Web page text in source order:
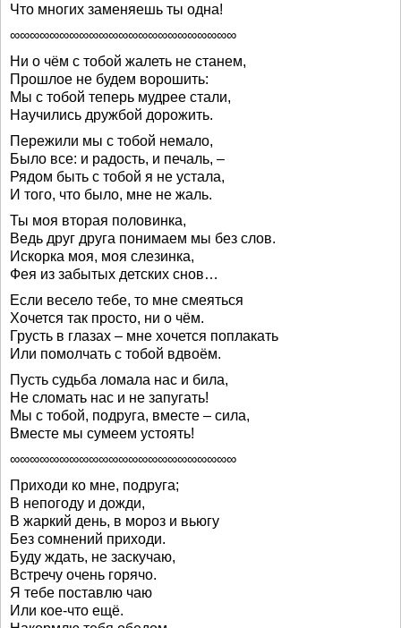
Что многих заменяешь ты одна!
∞∞∞∞∞∞∞∞∞∞∞∞∞∞∞∞∞∞∞∞∞∞∞
Ни о чём с тобой жалеть не станем,
Прошлое не будем ворошить:
Мы с тобой теперь мудрее стали,
Научились дружбой дорожить.
Пережили мы с тобой немало,
Было все: и радость, и печаль, –
Рядом быть с тобой я не устала,
И того, что было, мне не жаль.
Ты моя вторая половинка,
Ведь друг друга понимаем мы без слов.
Искорка моя, моя слезинка,
Фея из забытых детских снов…
Если весело тебе, то мне смеяться
Хочется так просто, ни о чём.
Грусть в глазах – мне хочется поплакать
Или помолчать с тобой вдвоём.
Пусть судьба ломала нас и била,
Не сломать нас и не запугать!
Мы с тобой, подруга, вместе – сила,
Вместе мы сумеем устоять!
∞∞∞∞∞∞∞∞∞∞∞∞∞∞∞∞∞∞∞∞∞∞∞
Приходи ко мне, подруга;
В непогоду и дожди,
В жаркий день, в мороз и вьюгу
Без сомнений приходи.
Буду ждать, не заскучаю,
Встречу очень горячо.
Я тебе поставлю чаю
Или кое-что ещё.